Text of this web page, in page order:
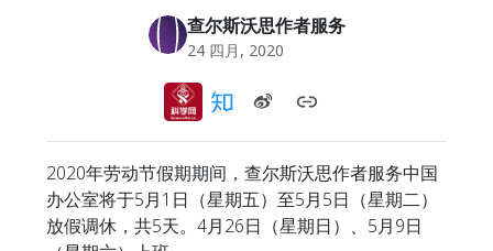
查尔斯沃思作者服务
24 四月, 2020
2020年劳动节假期期间，查尔斯沃思作者服务中国
办公室将于5月1日（星期五）至5月5日（星期二）
放假调休，共5天。4月26日（星期日）、5月9日